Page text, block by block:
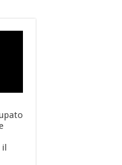
il